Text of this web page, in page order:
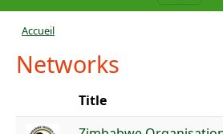
Fil d'Ariane
Accueil
Networks
Title